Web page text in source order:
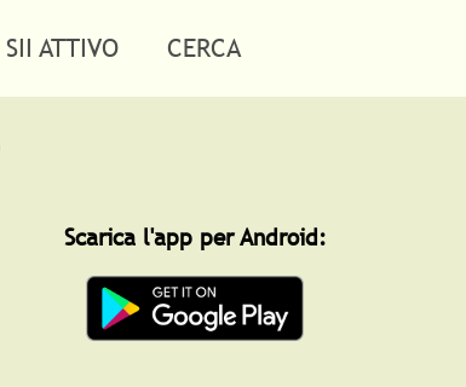
SII ATTIVO CERCA
Scarica l'app per Android: